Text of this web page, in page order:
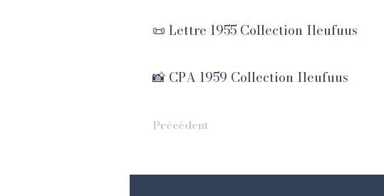
📜 Lettre 1955 Collection Ileufuus
📸 CPA 1959 Collection Ileufuus
Précédent